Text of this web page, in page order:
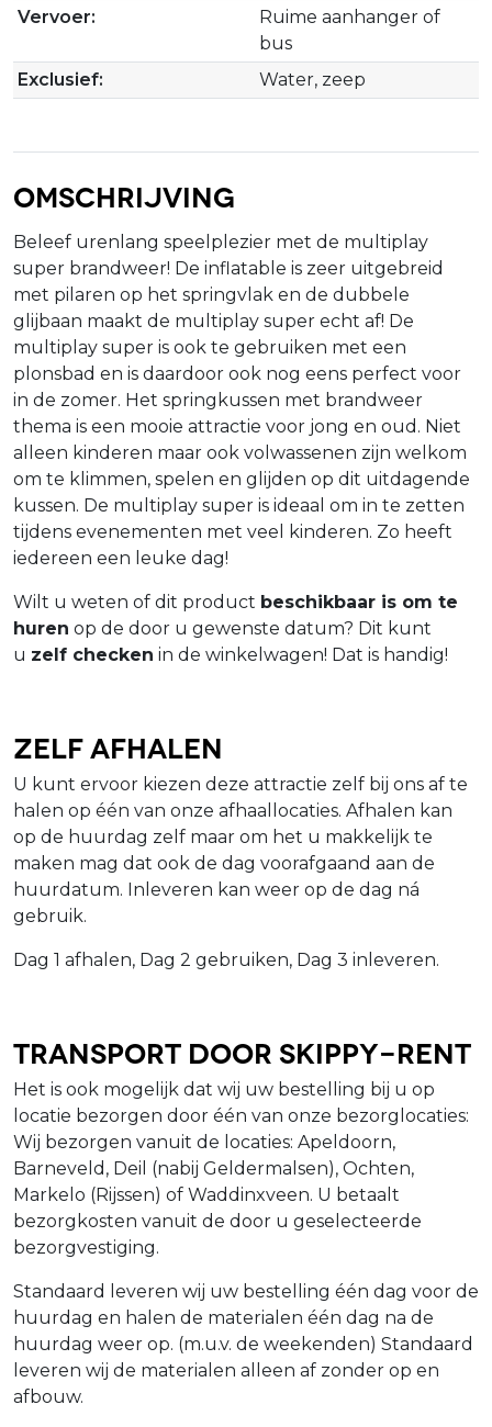
Vervoer:
Ruime aanhanger of
bus
Exclusief:
Water, zeep
Omschrijving
Beleef urenlang speelplezier met de multiplay
super brandweer! De inflatable is zeer uitgebreid
met pilaren op het springvlak en de dubbele
glijbaan maakt de multiplay super echt af! De
multiplay super is ook te gebruiken met een
plonsbad en is daardoor ook nog eens perfect voor
in de zomer. Het springkussen met brandweer
thema is een mooie attractie voor jong en oud. Niet
alleen kinderen maar ook volwassenen zijn welkom
om te klimmen, spelen en glijden op dit uitdagende
kussen. De multiplay super is ideaal om in te zetten
tijdens evenementen met veel kinderen. Zo heeft
iedereen een leuke dag!
Wilt u weten of dit product beschikbaar is om te
huren op de door u gewenste datum? Dit kunt
u zelf checken in de winkelwagen! Dat is handig!
Zelf afhalen
U kunt ervoor kiezen deze attractie zelf bij ons af te
halen op één van onze afhaallocaties. Afhalen kan
op de huurdag zelf maar om het u makkelijk te
maken mag dat ook de dag voorafgaand aan de
huurdatum. Inleveren kan weer op de dag ná
gebruik.
Dag 1 afhalen, Dag 2 gebruiken, Dag 3 inleveren.
Transport door Skippy-Rent
Het is ook mogelijk dat wij uw bestelling bij u op
locatie bezorgen door één van onze bezorglocaties:
Wij bezorgen vanuit de locaties: Apeldoorn,
Barneveld, Deil (nabij Geldermalsen), Ochten,
Markelo (Rijssen) of Waddinxveen. U betaalt
bezorgkosten vanuit de door u geselecteerde
bezorgvestiging.
Standaard leveren wij uw bestelling één dag voor de
huurdag en halen de materialen één dag na de
huurdag weer op. (m.u.v. de weekenden) Standaard
leveren wij de materialen alleen af zonder op en
afbouw.